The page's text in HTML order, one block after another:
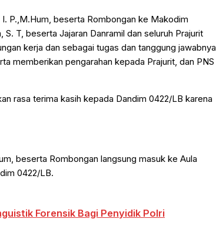
I. P.,M.Hum, beserta Rombongan ke Makodim
T, beserta Jajaran Danramil dan seluruh Prajurit
kerja dan sebagai tugas dan tanggung jawabnya
memberikan pengarahan kepada Prajurit, dan PNS
rasa terima kasih kepada Dandim 0422/LB karena
beserta Rombongan langsung masuk ke Aula
0422/LB.
Forensik Bagi Penyidik Polri